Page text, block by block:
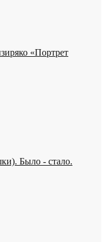
«Портрет
Было - стало.